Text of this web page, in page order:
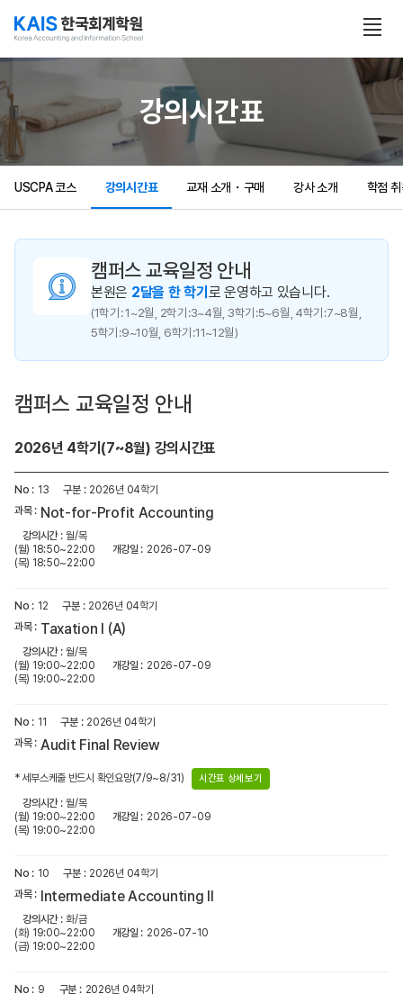
전
보
강의시간표
USCPA 코스 강의시간표 교재 소개・구매 강사 소개 학점
캠퍼스 교육일정 안내
본원은 2달을 한 학기 로 운영하고 있습니다.
(1학기: 1~2월, 2학기:3~4월, 3학기:5~6월, 4학기:7~8월,
5학기:9~10월, 6학기:11~12월)
캠퍼스 교육일정 안내
2026년 4학기(7~8월) 강의시간표
13 2026년 04학기
Not-for-Profit Accounting
월/목
(월) 18:50~22:00
(목) 18:50~22:00
2026-07-09
12 2026년 04학기
Taxation I (A)
월/목
(월) 19:00~22:00
(목) 19:00~22:00
2026-07-09
11 2026년 04학기
Audit Final Review
* 세부스케줄 반드시 확인요망(7/9~8/31) 시간표 상세보기
월/목
(월) 19:00~22:00
(목) 19:00~22:00
2026-07-09
10 2026년 04학기
Intermediate Accounting II
화/금
(화) 19:00~22:00
(금) 19:00~22:00
2026-07-10
9 2026년 04학기